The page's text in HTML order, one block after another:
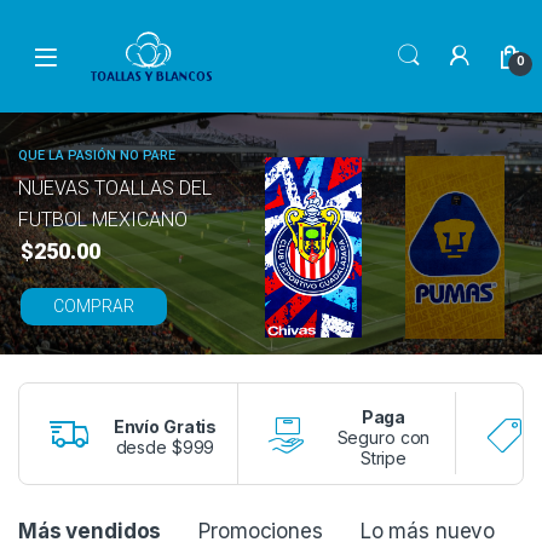
0
NUEVAS TOALLAS DEL
FUTBOL MEXICANO
COMPRAR
QUE LA PASIÓN NO PARE
$250.00
Envío Gratis
desde $999
Paga
Seguro con
Stripe
Más vendidos Promociones Lo más nuevo